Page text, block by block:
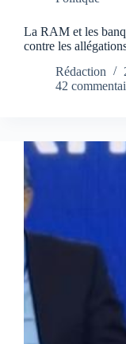
La RAM et les
contre les
Rédaction
42